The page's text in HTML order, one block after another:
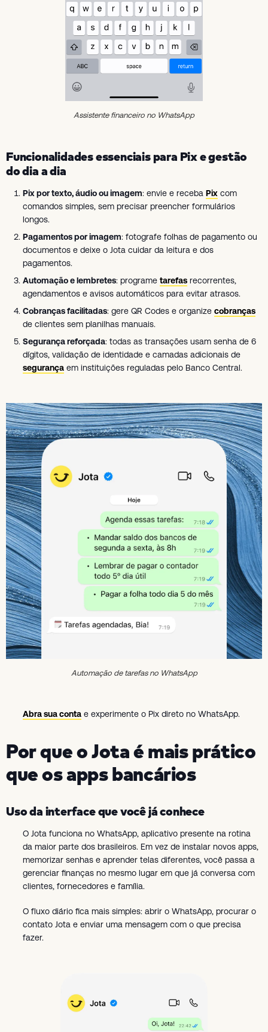
Assistente financeiro no WhatsApp
Funcionalidades essenciais para Pix e gestão
do dia a dia
Pix por texto, áudio ou imagem: envie e receba Pix com
comandos simples, sem precisar preencher formulários
longos.
Pagamentos por imagem: fotografe folhas de pagamento ou
documentos e deixe o Jota cuidar da leitura e dos
pagamentos.
Automação e lembretes: programe tarefas recorrentes,
agendamentos e avisos automáticos para evitar atrasos.
Cobranças facilitadas: gere QR Codes e organize cobranças
de clientes sem planilhas manuais.
Segurança reforçada: todas as transações usam senha de 6
dígitos, validação de identidade e camadas adicionais de
segurança em instituições reguladas pelo Banco Central.
Automação de tarefas no WhatsApp
Abra sua conta e experimente o Pix direto no WhatsApp.
Por que o Jota é mais prático
que os apps bancários
Uso da interface que você já conhece
O Jota funciona no WhatsApp, aplicativo presente na rotina
da maior parte dos brasileiros. Em vez de instalar novos apps,
memorizar senhas e aprender telas diferentes, você passa a
gerenciar finanças no mesmo lugar em que já conversa com
clientes, fornecedores e família.
O fluxo diário fica mais simples: abrir o WhatsApp, procurar o
contato Jota e enviar uma mensagem com o que precisa
fazer.